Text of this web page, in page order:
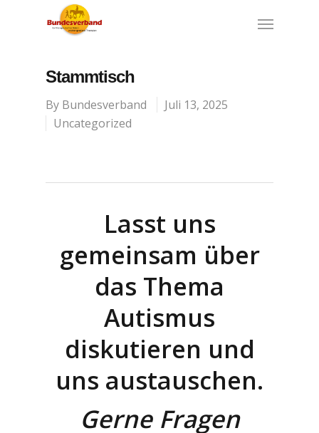
Stammtisch
By Bundesverband
Juli 13, 2025
Uncategorized
Lasst uns
gemeinsam über
das Thema
Autismus
diskutieren und
uns austauschen.
Gerne Fragen